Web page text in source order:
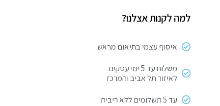
Yale
למה לקנות אצלנו?
איסוף עצמי בתיאום מראש
משלוח עד 5 ימי עסקים
לאיזור תל אביב והמרכז
עד 5 תשלומים ללא ריבית